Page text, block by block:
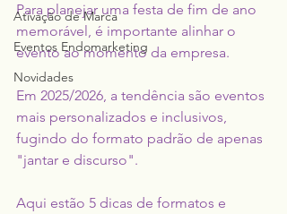
Ativação de Marca
Eventos Endomarketing
Novidades
Para planejar uma festa de fim de ano
memorável, é importante alinhar o
evento ao momento da empresa.
Em 2025/2026, a tendência são eventos
mais personalizados e inclusivos,
fugindo do formato padrão de apenas
"jantar e discurso".
Aqui estão 5 dicas de formatos e